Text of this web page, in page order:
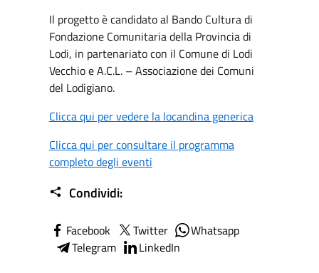
Il progetto è candidato al Bando Cultura di
Fondazione Comunitaria della Provincia di
Lodi, in partenariato con il Comune di Lodi
Vecchio e A.C.L. – Associazione dei Comuni
del Lodigiano.
Clicca qui per vedere la locandina generica
Clicca qui per consultare il programma
completo degli eventi
Condividi:
Facebook Twitter
Whatsapp
Telegram
LinkedIn